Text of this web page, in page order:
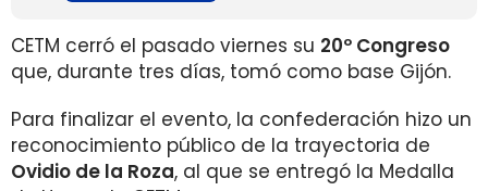
CETM cerró el pasado viernes su 20º Congreso
que, durante tres días, tomó como base Gijón.
Para finalizar el evento, la confederación hizo un
reconocimiento público de la trayectoria de
Ovidio de la Roza, al que se entregó la Medalla